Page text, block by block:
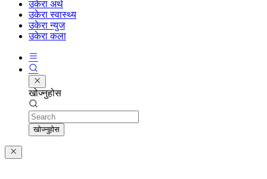
उकेरा अर्थ
उकेरा स्वास्थ्य
उकेरा न्युज
उकेरा कला
खोज्नुहोस
Search
खोज्नुहोस